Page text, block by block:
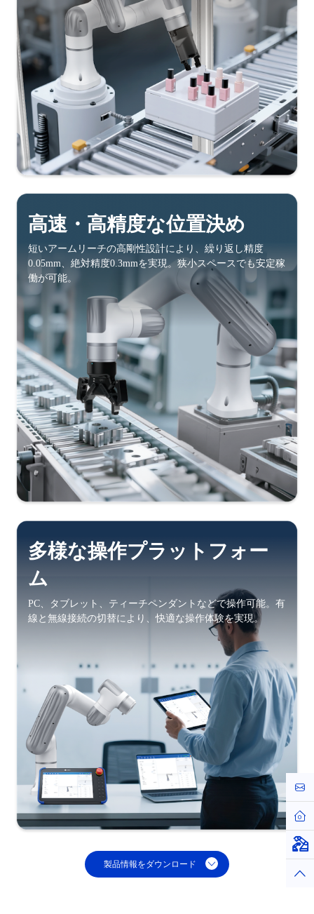
高速・高精度な位置決め
短いアームリーチの高剛性設計により、繰り返し精度
0.05mm、絶対精度0.3mmを実現。狭小スペースでも安定稼
働が可能。
多様な操作プラットフォー
ム
PC、タブレット、ティーチペンダントなどで操作可能。有
線と無線接続の切替により、快適な操作体験を実現。
製品情報をダウンロード
お
ホ
仮
ト